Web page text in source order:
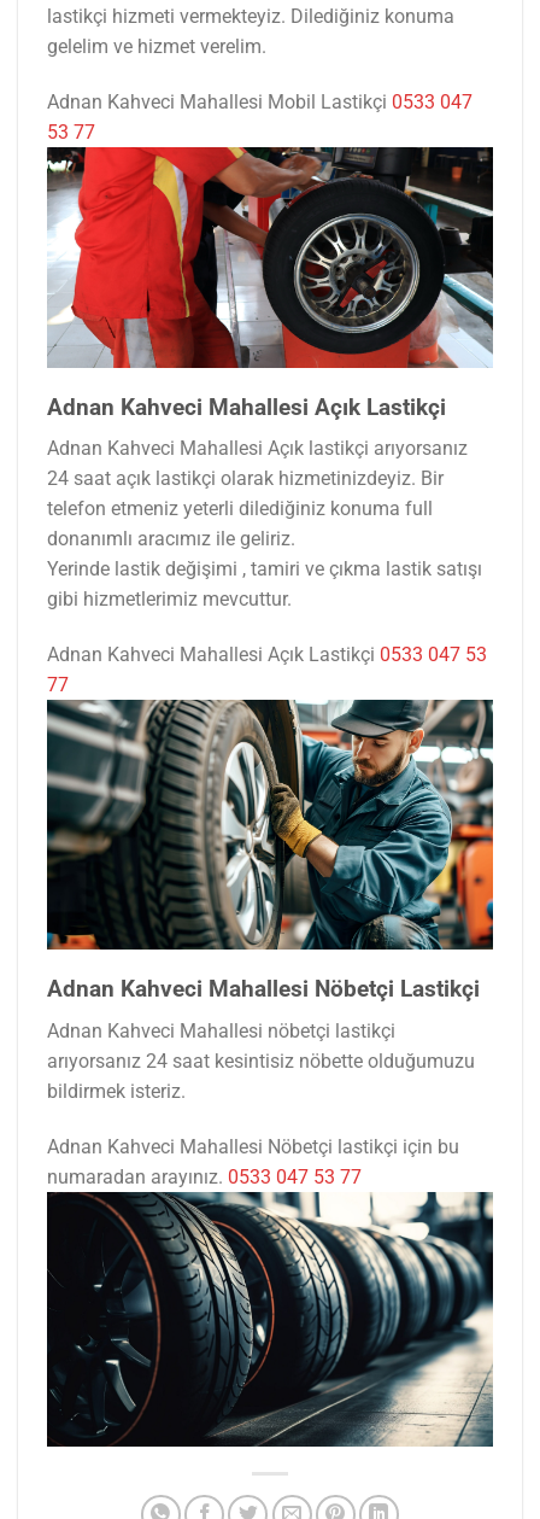
lastikçi hizmeti vermekteyiz. Dilediğiniz konuma
gelelim ve hizmet verelim.
Adnan Kahveci Mahallesi Mobil Lastikçi 0533 047
53 77
Adnan Kahveci Mahallesi Açık Lastikçi
Adnan Kahveci Mahallesi Açık lastikçi arıyorsanız
24 saat açık lastikçi olarak hizmetinizdeyiz. Bir
telefon etmeniz yeterli dilediğiniz konuma full
donanımlı aracımız ile geliriz.
Yerinde lastik değişimi , tamiri ve çıkma lastik satışı
gibi hizmetlerimiz mevcuttur.
Adnan Kahveci Mahallesi Açık Lastikçi 0533 047 53
77
Adnan Kahveci Mahallesi Nöbetçi Lastikçi
Adnan Kahveci Mahallesi nöbetçi lastikçi
arıyorsanız 24 saat kesintisiz nöbette olduğumuzu
bildirmek isteriz.
Adnan Kahveci Mahallesi Nöbetçi lastikçi için bu
numaradan arayınız. 0533 047 53 77